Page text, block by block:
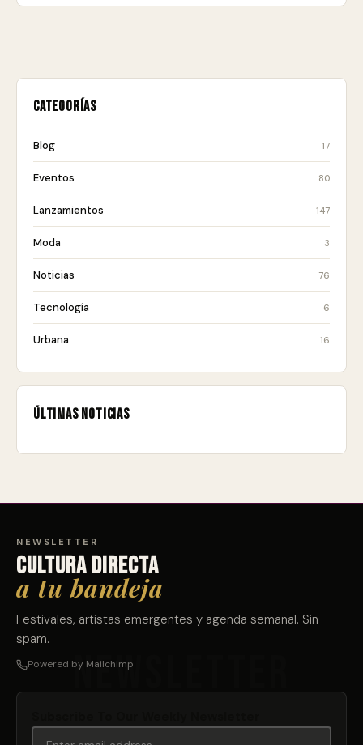
Categorías
Blog 17
Eventos 80
Lanzamientos 147
Moda 3
Noticias 76
Tecnología 6
Urbana 16
Últimas noticias
NEWSLETTER
Cultura directa
a tu bandeja
Festivales, artistas emergentes y agenda semanal. Sin
spam.
Powered by Mailchimp